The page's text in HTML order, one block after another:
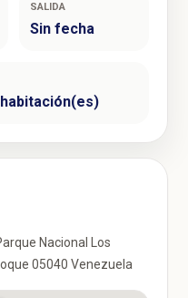
SALIDA
Sin fecha
habitación(es)
Nacional Los
05040 Venezuela